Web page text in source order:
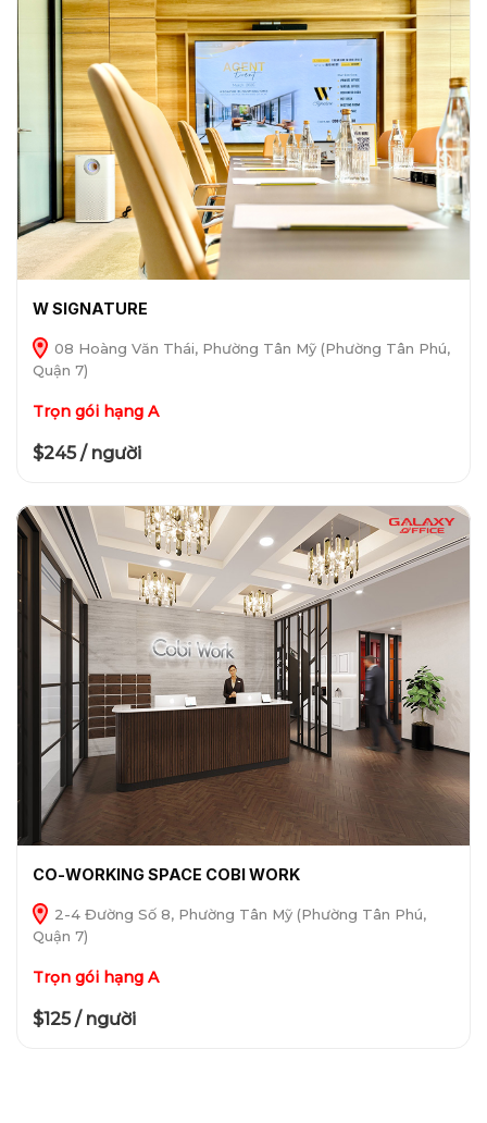
W SIGNATURE
08 Hoàng Văn Thái, Phường Tân Mỹ (Phường Tân Phú,
Quận 7)
Trọn gói hạng A
$245 / người
CO-WORKING SPACE COBI WORK
2-4 Đường Số 8, Phường Tân Mỹ (Phường Tân Phú,
Quận 7)
Trọn gói hạng A
$125 / người